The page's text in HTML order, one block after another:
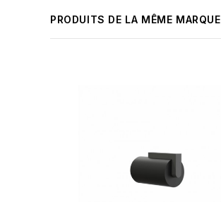
PRODUITS DE LA MÊME MARQUE